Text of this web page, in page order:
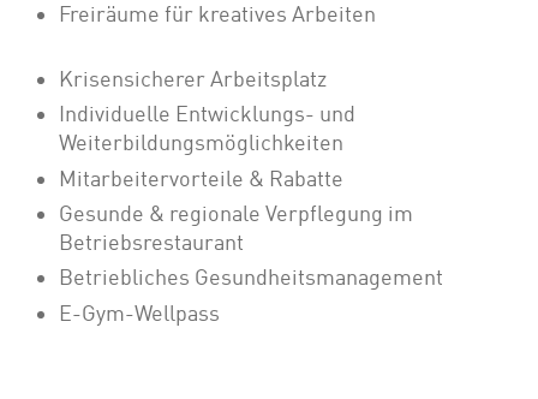
Freiräume für kreatives Arbeiten
Krisensicherer Arbeitsplatz
Individuelle Entwicklungs- und
Weiterbildungsmöglichkeiten
Mitarbeitervorteile & Rabatte
Gesunde & regionale Verpflegung im
Betriebsrestaurant
Betriebliches Gesundheitsmanagement
E-Gym-Wellpass